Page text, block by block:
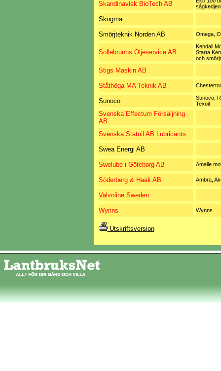
Skandinavisk BioTech AB
Skogma
Smörjteknik Norden AB Omega,
Sollebrunns Oljeservice AB
Kendall
Starta
och
Stigs Maskin AB
Ståthöga MA Teknik AB
Sunoco
Sunoco,
Texoil
Svenska Effectum Försäljning
AB
Svenska Statoil AB Lubricants
Swea Energi AB
Swelube i Göteborg AB Amalie
Söderberg & Haak AB Ambra,
Valvoline Sweden
Wynns Wynns
Utskriftsversion